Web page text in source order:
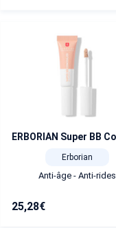
Erborian
Anti-âge - Anti-rides
25,28€